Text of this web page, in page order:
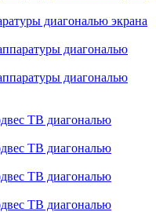
диагональю экрана
диагональю
диагональю
ТВ диагональю
ТВ диагональю
ТВ диагональю
ТВ диагональю